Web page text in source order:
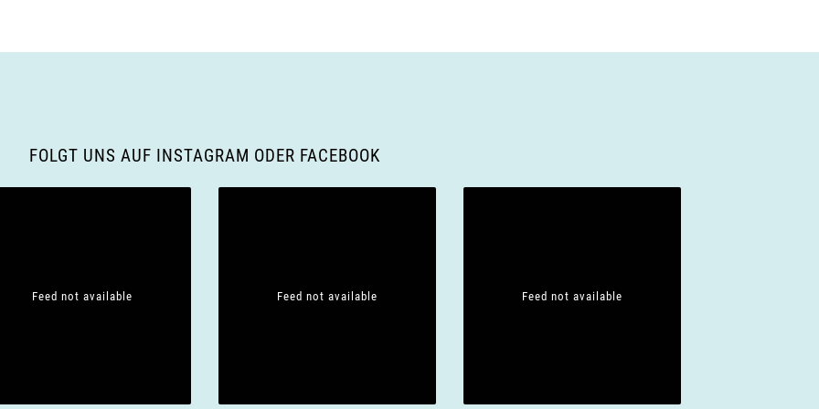
FOLGT UNS AUF INSTAGRAM ODER FACEBOOK
Feed not available Feed not available Feed not available